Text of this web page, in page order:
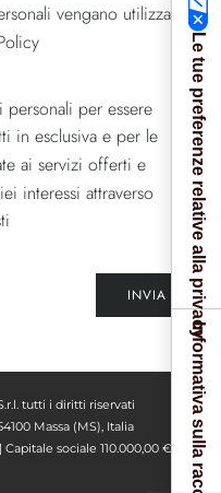
vengano utilizzati in
per essere
in esclusiva e per le
ai servizi offerti e
interessi attraverso
INVIA
tutti i diritti riservati
Massa (MS), Italia
Capitale sociale 110.000,00 € I. V.
Le tue preferenze relative alla privacy
Informativa sulla raccolta